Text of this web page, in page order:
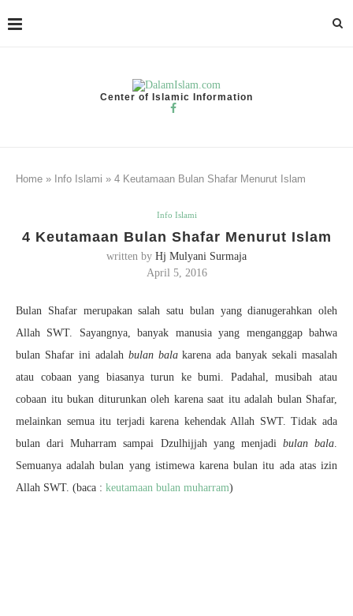
Center of Islamic Information
Home » Info Islami » 4 Keutamaan Bulan Shafar Menurut Islam
Info Islami
4 Keutamaan Bulan Shafar Menurut Islam
written by Hj Mulyani Surmaja
April 5, 2016
Bulan Shafar merupakan salah satu bulan yang dianugerahkan oleh
Allah SWT. Sayangnya, banyak manusia yang menganggap bahwa
bulan Shafar ini adalah bulan balakarena ada banyak sekali masalah
atau cobaan yang biasanya turun ke bumi. Padahal, musibah atau
cobaan itu bukan diturunkan oleh karena saat itu adalah bulan Shafar,
melainkan semua itu terjadi karena kehendak Allah SWT. Tidak ada
bulan dari Muharram sampai Dzulhijjah yang menjadi bulan bala.
Semuanya adalah bulan yang istimewa karena bulan itu ada atas izin
Allah SWT. (baca : keutamaan bulan muharram)